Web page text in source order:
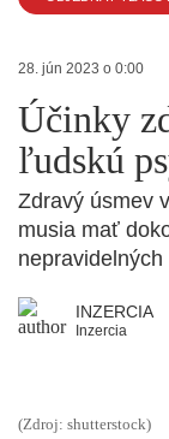
28. jún 2023 o 0:00
Účinky
ľudskú
Zdravý úsmev
musia mať
nepravidelných
INZERCIA
Inzercia
(Zdroj: shutterstock)